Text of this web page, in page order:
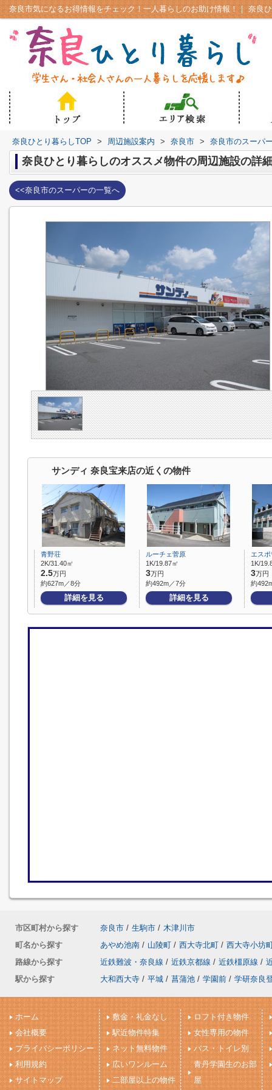
奈良ひとり暮らしTOP > 周辺施設案内 > 奈良市 > 奈良市のスーパ
奈良ひとり暮らしのオススメ物件の周辺施設の詳
<<奈良市のスーパーの一覧へ
サンディ 奈良宝来店の近くの物件
青野荘
2K/31.40㎡
2.5万円
約627m／8分
詳細を見る
ルーチェ菅原
1K/19.87㎡
3万円
約492m／7分
詳細を見る
エス
1K/
3万円
約
市区町村から探す 奈良市 / 生駒市 / 木津川市
町名から探す
あやめ池南 / 山陵町 / 西大寺北町 / 西大寺小坊
路線から探す
近鉄難波・奈良線 / 近鉄京都線 / 近鉄橿原線 /
駅から探す
大和西大寺 / 平城 / 菖蒲池 / 学園前 / 学研奈良
ホーム
会社概要
プライバシーポリシー
利用規約
サイトマップ
敷金・礼金なし
駅近物件特集
ネット無料物件
広いワンルーム
二部屋以上の物件
ロフト付き物件
女性専用の物件
バス・トイレ別
青丹学園生のお部
屋